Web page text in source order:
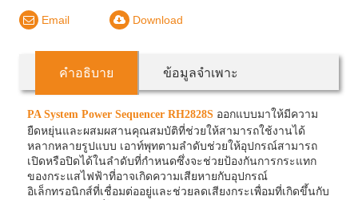
Email Download
คำอธิบาย ข้อมูลจำเพาะ
PA System Power Sequencer RH2828S ออกแบบมาให้มีความ
ยืดหยุ่นและผสมผสานคุณสมบัติที่ช่วยให้สามารถใช้งานได้
หลากหลายรูปแบบ เอาท์พุทตามลำดับช่วยให้อุปกรณ์สามารถ
เปิดหรือปิดได้ในลำดับที่กำหนดซึ่งจะช่วยป้องกันการกระแทก
ของกระแสไฟฟ้าที่อาจเกิดความเสียหายกับอุปกรณ์
อิเล็กทรอนิกส์ที่เชื่อมต่ออยู่และช่วยลดเสียงกระเพื่อมที่เกิดขึ้นกับ